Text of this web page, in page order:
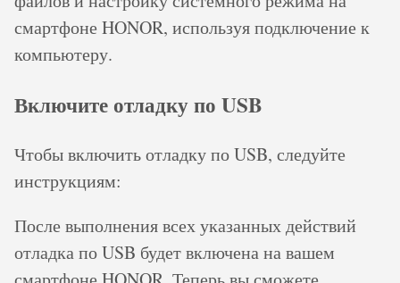
смартфоне HONOR, используя подключение к
компьютеру.
Включите отладку по USB
Чтобы включить отладку по USB, следуйте
инструкциям:
После выполнения всех указанных действий
отладка по USB будет включена на вашем